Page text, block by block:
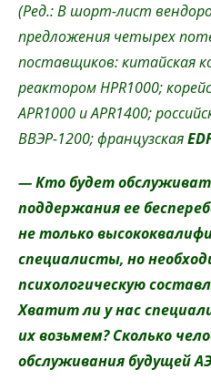
(Ред.: В шорт-лист
предложения четырех
поставщиков: китайская
реактором HPR1000;
APR1000 и APR1400;
ВВЭР-1200; французская
— Кто будет
поддержания ее
не только
специалисты, но
психологическую
Хватит ли у нас
их возьмем? Сколько
обслуживания будущей